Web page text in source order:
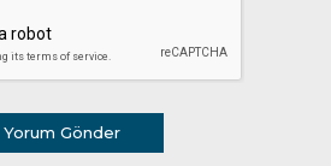
Yorum Gönder